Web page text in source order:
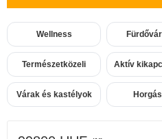
Wellness
Természetközeli Aktív
Várak és kastélyok